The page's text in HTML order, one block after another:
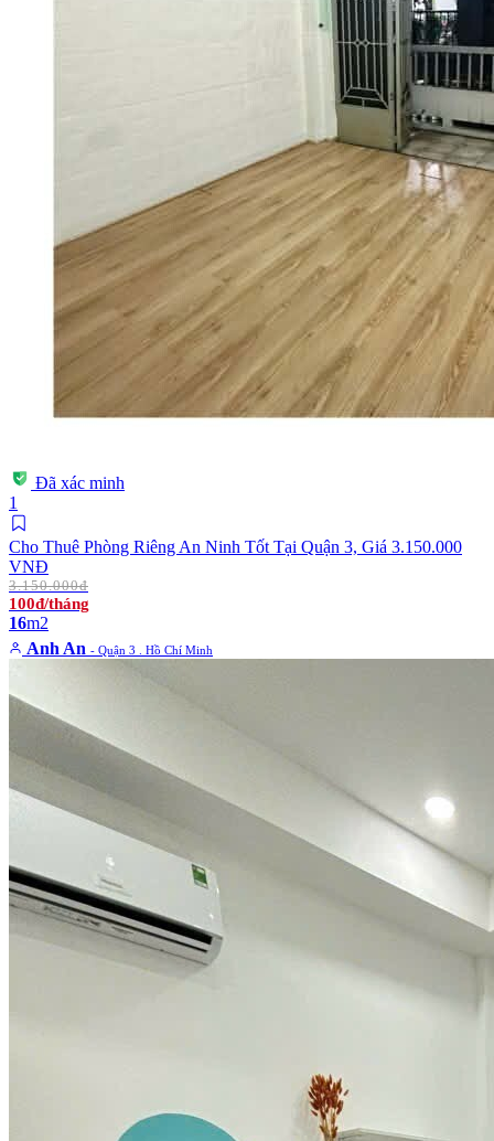
Đã xác minh
1
Cho Thuê Phòng Riêng An Ninh Tốt Tại Quận 3, Giá 3.150.000
VNĐ
3.150.000đ
100đ/tháng
16m2
Anh An - Quận 3 . Hồ Chí Minh